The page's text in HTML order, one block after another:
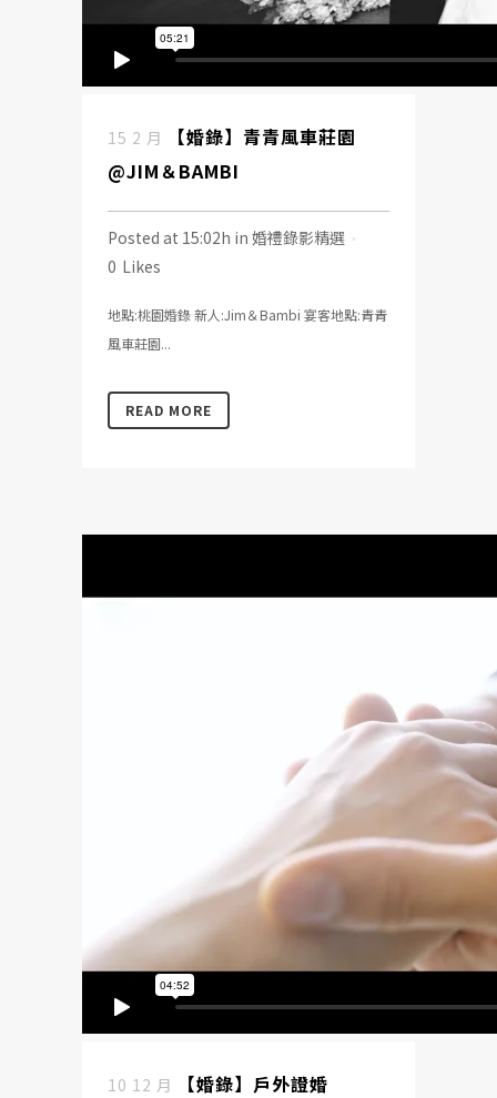
15 2 月
【婚錄】青青風車莊園
@JIM＆BAMBI
Posted at 15:02h in 婚禮錄影精選
0 Likes
地點:桃園婚錄 新人:Jim＆Bambi 宴客地點:青青
風車莊園...
READ MORE
10 12 月
【婚錄】戶外證婚